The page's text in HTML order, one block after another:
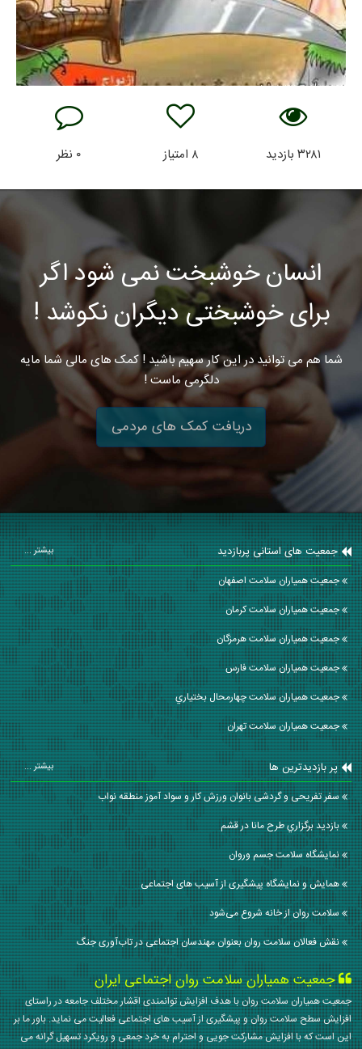
۳۲۸۱ بازدید ۸ امتیاز ۰ نظر
انسان خوشبخت نمی شود اگر
برای خوشبختی دیگران نکوشد !
شما هم می توانید در این کار سهیم باشید ! کمک های مالی شما مایه
دلگرمی ماست !
دریافت کمک های مردمی
جمعیت های استانی پربازدید بیشتر ...
جمعیت همیاران سلامت اصفهان
جمعیت همیاران سلامت كرمان
جمعیت همیاران سلامت هرمزگان
جمعیت همیاران سلامت فارس
جمعیت همیاران سلامت چهارمحال بختياري
جمعیت همیاران سلامت تهران
پر بازدیدترین ها بیشتر ...
سفر تفریحی و گردشی بانوان ورزش کار و سواد آموز منطقه نواب
بازديد برگزاري طرح مانا در قشم
نمایشگاه سلامت جسم وروان
همایش و نمایشگاه پیشگیری از آسیب های اجتماعی
سلامت روان از خانه شروع می‌شود
نقش فعالان سلامت روان بعنوان مهندسان اجتماعی در تاب‌آوری جنگ
جمعیت همیاران سلامت روان اجتماعی ایران
جمعیت همیاران سلامت روان با هدف افزایش توانمندی اقشار مختلف جامعه در راستای
افزایش سطح سلامت روان و پیشگیری از آسیب های اجتماعی فعالیت می نماید. باور ما بر
این است که با افزایش مشارکت جویی و احترام به خرد جمعی و رویکرد تسهیل گرانه می